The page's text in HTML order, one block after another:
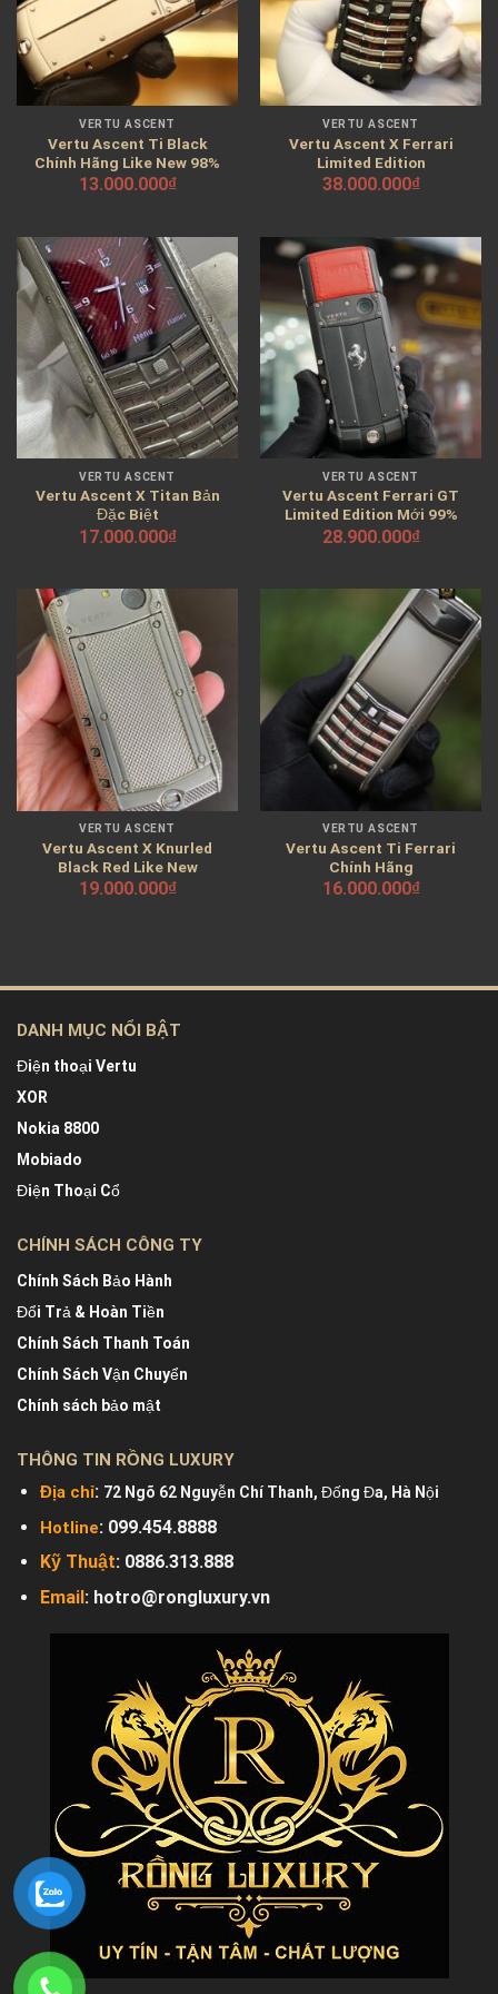
VERTU ASCENT
Vertu Ascent Ti Black
Chính Hãng Like New 98%
13.000.000₫
VERTU ASCENT
Vertu Ascent X Ferrari
Limited Edition
38.000.000₫
VERTU ASCENT
Vertu Ascent X Titan Bản
Đặc Biệt
17.000.000₫
VERTU ASCENT
Vertu Ascent Ferrari GT
Limited Edition Mới 99%
28.900.000₫
VERTU ASCENT
Vertu Ascent X Knurled
Black Red Like New
19.000.000₫
VERTU ASCENT
Vertu Ascent Ti Ferrari
Chính Hãng
16.000.000₫
DANH MỤC NỔI BẬT
Điện thoại Vertu
XOR
Nokia 8800
Mobiado
Điện Thoại Cổ
CHÍNH SÁCH CÔNG TY
Chính Sách Bảo Hành
Đổi Trả & Hoàn Tiền
Chính Sách Thanh Toán
Chính Sách Vận Chuyển
Chính sách bảo mật
THÔNG TIN RỒNG LUXURY
Địa chỉ: 72 Ngõ 62 Nguyễn Chí Thanh, Đống Đa, Hà Nội
Hotline: 099.454.8888
Kỹ Thuật: 0886.313.888
Email: hotro@rongluxury.vn